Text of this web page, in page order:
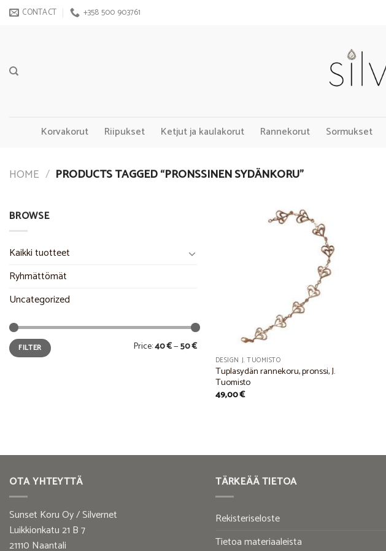
Skip CONTACT +358 500 903761
Korvakorut Riipukset Ketjut ja kaulakorut Rannekorut Sormukset
HOME / PRODUCTS TAGGED “PRONSSINEN SYDÄNKORU”
BROWSE
Kaikki tuotteet
Ryhmättömät
Uncategorized
Min
price
Max
priceFILTER Price:40 €—50 €
Add to
Wishlist
DESIGN J. TUOMISTO
Tuplasydän rannekoru, pronssi, J.
Tuomisto
49,00€
OTA YHTEYTTÄ
Sunset Koru Oy / Silvernet
Luikkionkatu 21 B 7
21110 Naantali
TÄRKEÄÄ TIETOA
Rekisteriseloste
Tietoa materiaaleista